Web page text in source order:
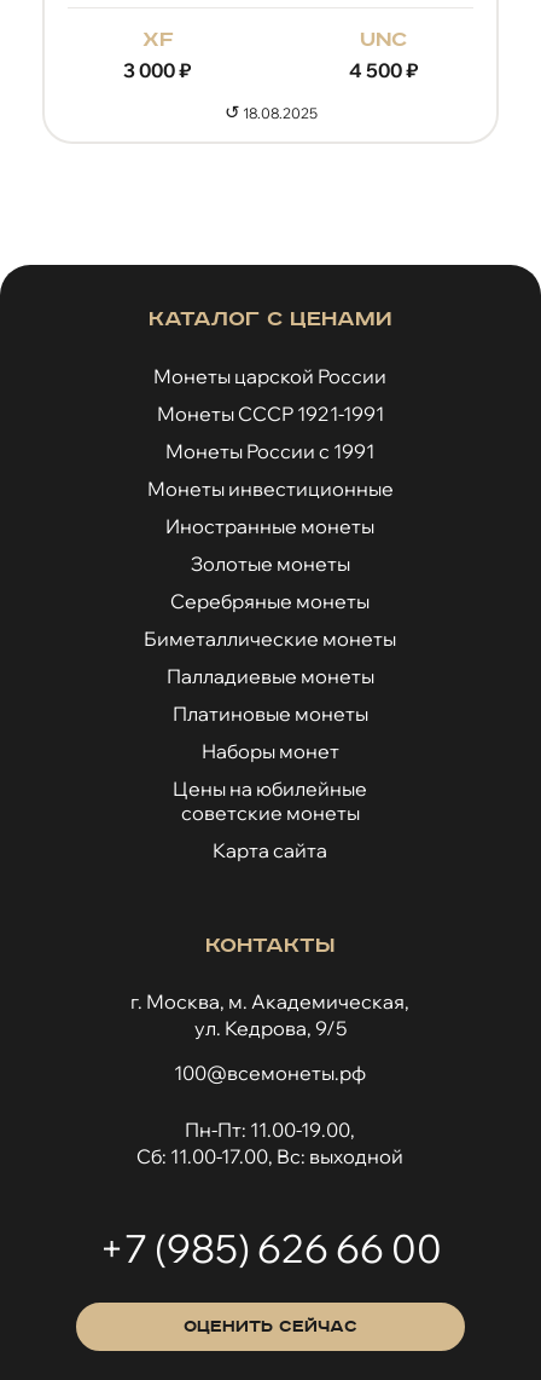
xf
3 000₽
unc
4 500₽
↺ 18.08.2025
Каталог с ценами
Монеты царской России
Монеты СССР 1921-1991
Монеты России с 1991
Монеты инвестиционные
Иностранные монеты
Золотые монеты
Серебряные монеты
Биметаллические монеты
Палладиевые монеты
Платиновые монеты
Наборы монет
Цены на юбилейные
советские монеты
Карта сайта
Контакты
г. Москва, м. Академическая,
ул. Кедрова, 9/5
100@всемонеты.рф
Пн-Пт: 11.00-19.00,
Сб: 11.00-17.00, Вс: выходной
+7 (985) 626 66 00
ОЦЕНИТЬ СЕЙЧАС